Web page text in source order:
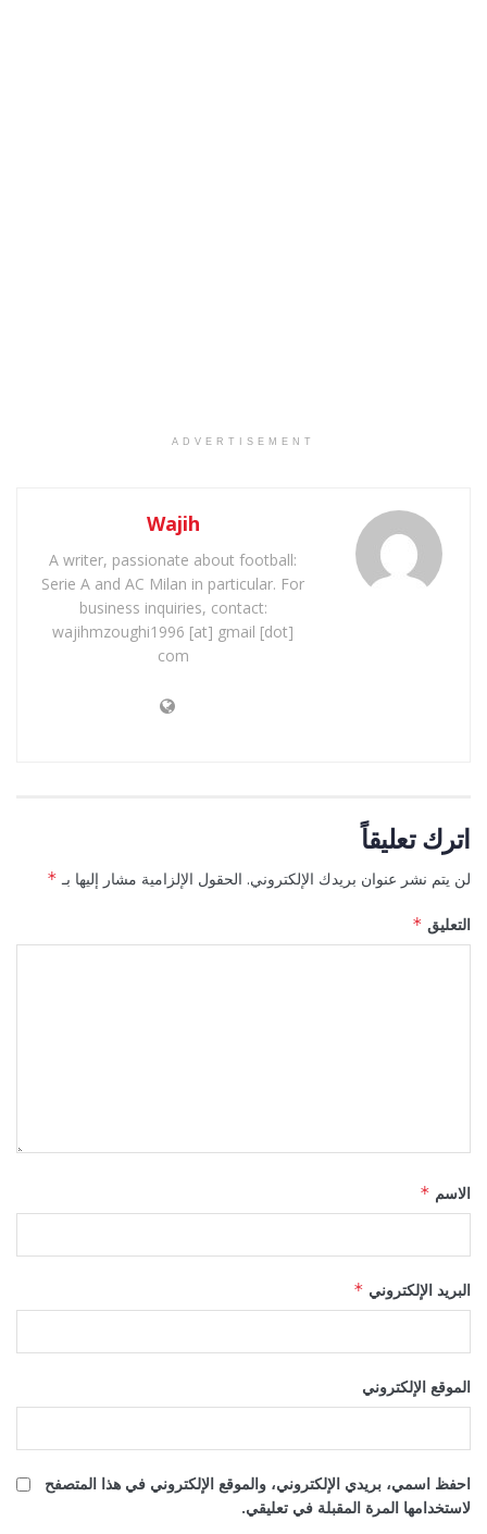
ADVERTISEMENT
Wajih
A writer, passionate about football:
Serie A and AC Milan in particular. For
business inquiries, contact:
wajihmzoughi1996 [at] gmail [dot]
com
اترك تعليقاً
لن يتم نشر عنوان بريدك الإلكتروني. الحقول الإلزامية مشار إليها بـ *
التعليق *
الاسم *
البريد الإلكتروني *
الموقع الإلكتروني
احفظ اسمي، بريدي الإلكتروني، والموقع الإلكتروني في هذا المتصفح
لاستخدامها المرة المقبلة في تعليقي.